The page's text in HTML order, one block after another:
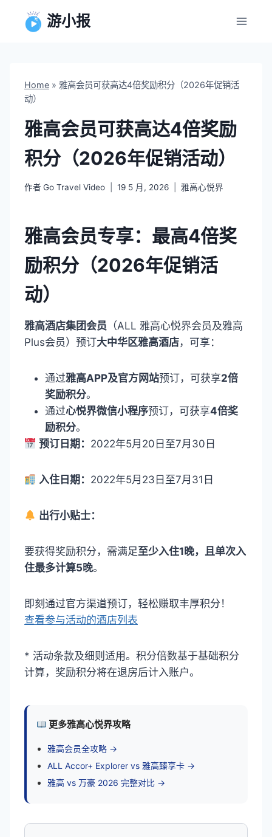
游小报
Home » 雅高会员可获高达4倍奖励积分（2026年促销活
动）
雅高会员可获高达4倍奖励
积分（2026年促销活动）
作者 Go Travel Video 19 5 月, 2026 雅高心悦界
雅高会员专享：最高4倍奖
励积分（2026年促销活
动）
雅高酒店集团会员 （ALL 雅高心悦界会员及雅高
Plus会员）预订大中华区雅高酒店，可享：
通过雅高APP及官方网站预订，可获享2倍
奖励积分。
通过心悦界微信小程序预订，可获享4倍奖
励积分。
预订日期： 2022年5月20日至7月30日
入住日期： 2022年5月23日至7月31日
出行小贴士：
要获得奖励积分，需满足至少入住1晚，且单次入
住最多计算5晚。
即刻通过官方渠道预订，轻松赚取丰厚积分！
查看参与活动的酒店列表
* 活动条款及细则适用。积分倍数基于基础积分
计算，奖励积分将在退房后计入账户。
更多雅高心悦界攻略
雅高会员全攻略 →
ALL Accor+ Explorer vs 雅高臻享卡 →
雅高 vs 万豪 2026 完整对比 →